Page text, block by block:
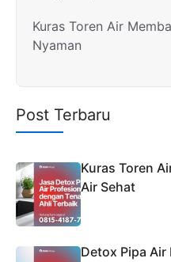
Kuras Toren Air
Nyaman
Post Terbaru
Kuras Toren
Air Sehat
Detox Pipa Air